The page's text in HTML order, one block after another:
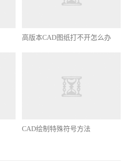
高版本CAD图纸打不开怎么办
CAD绘制特殊符号方法